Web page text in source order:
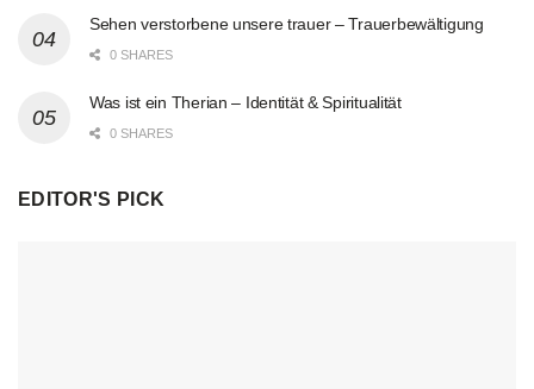
Sehen verstorbene unsere trauer – Trauerbewältigung
0 SHARES
Was ist ein Therian – Identität & Spiritualität
0 SHARES
EDITOR'S PICK